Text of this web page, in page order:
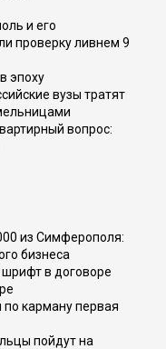
и его
проверку ливнем 9
эпоху
вузы тратят
вопрос:
из Симферополя:
бизнеса
в договоре
по карману первая
пойдут на